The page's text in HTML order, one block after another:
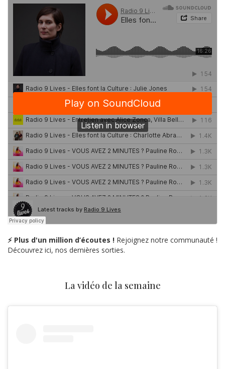
⚡ Plus d'un million d’écoutes ! Rejoignez notre communauté !
Découvrez ici, nos dernières sorties.
La vidéo de la semaine